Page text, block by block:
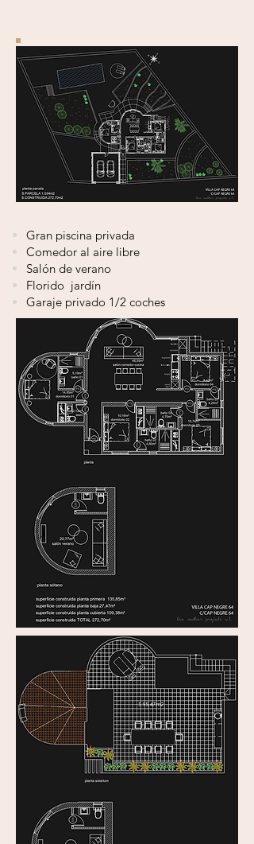
Gran piscina privada
Comedor al aire libre
Salón de verano
Florido jardín
Garaje privado 1/2 coches